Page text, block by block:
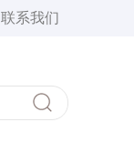
联系我们